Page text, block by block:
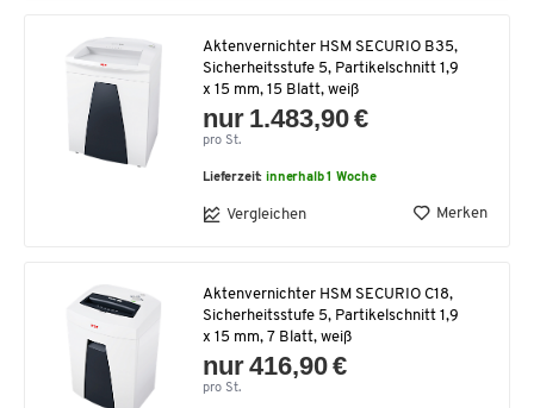
Aktenvernichter HSM SECURIO B35,
Sicherheitsstufe 5, Partikelschnitt 1,9
x 15 mm, 15 Blatt, weiß
nur 1.483,90 €
pro St.
Lieferzeit:innerhalb 1 Woche
Vergleichen Merken
Aktenvernichter HSM SECURIO C18,
Sicherheitsstufe 5, Partikelschnitt 1,9
x 15 mm, 7 Blatt, weiß
nur 416,90 €
pro St.